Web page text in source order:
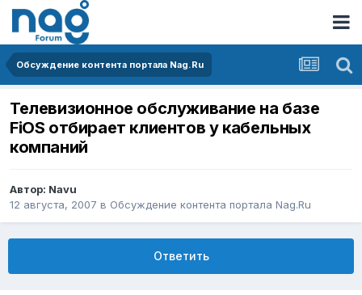
Обсуждение контента портала Nag.Ru
Телевизионное обслуживание на базе
FiOS отбирает клиентов у кабельных
компаний
Автор: Navu
12 августа, 2007 в Обсуждение контента портала Nag.Ru
Ответить